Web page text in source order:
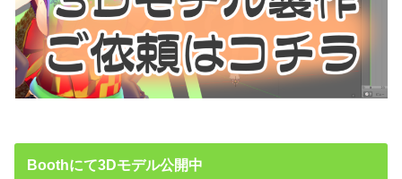
Boothにて3Dモデル公開中